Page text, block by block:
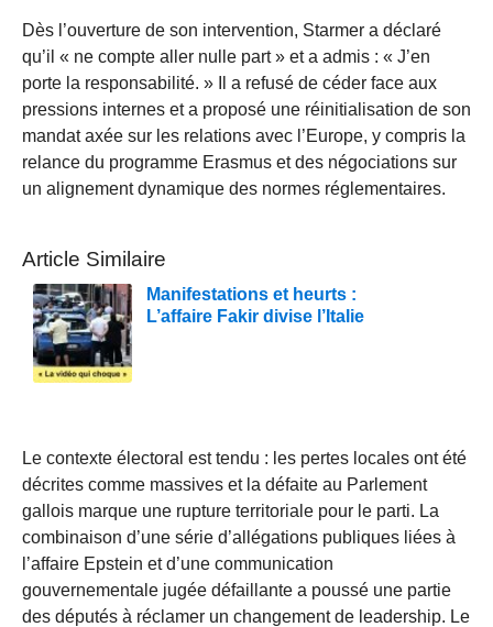
Dès l’ouverture de son intervention, Starmer a déclaré
qu’il « ne compte aller nulle part » et a admis : « J’en
porte la responsabilité. » Il a refusé de céder face aux
pressions internes et a proposé une réinitialisation de son
mandat axée sur les relations avec l’Europe, y compris la
relance du programme Erasmus et des négociations sur
un alignement dynamique des normes réglementaires.
Article Similaire
Manifestations et heurts :
L’affaire Fakir divise l’Italie
Le contexte électoral est tendu : les pertes locales ont été
décrites comme massives et la défaite au Parlement
gallois marque une rupture territoriale pour le parti. La
combinaison d’une série d’allégations publiques liées à
l’affaire Epstein et d’une communication
gouvernementale jugée défaillante a poussé une partie
des députés à réclamer un changement de leadership. Le